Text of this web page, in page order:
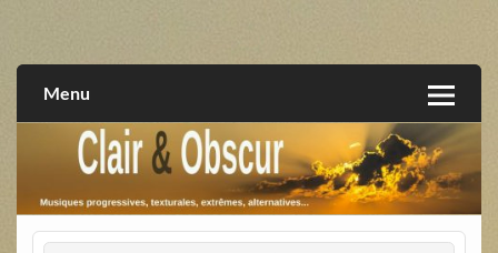
extrêmes, alternatives, texturales
Menu